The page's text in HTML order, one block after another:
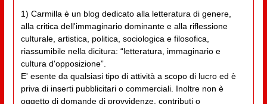
1) Carmilla è un blog dedicato alla letteratura di genere,
alla critica dell'immaginario dominante e alla riflessione
culturale, artistica, politica, sociologica e filosofica,
riassumibile nella dicitura: “letteratura, immaginario e
cultura d'opposizione”.
E' esente da qualsiasi tipo di attività a scopo di lucro ed è
priva di inserti pubblicitari o commerciali. Inoltre non è
oggetto di domande di provvidenze, contributi o